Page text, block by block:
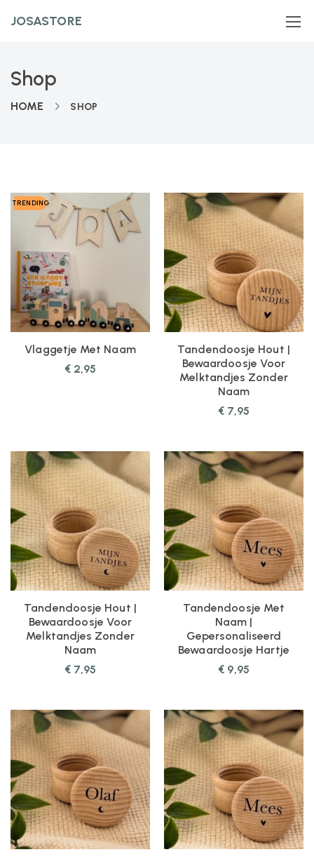
JOSASTORE
Shop
HOME SHOP
TRENDING
Vlaggetje Met Naam
€2,95
Tandendoosje Hout |
Bewaardoosje Voor
Melktandjes Zonder
Naam
€7,95
Tandendoosje Hout |
Bewaardoosje Voor
Melktandjes Zonder
Naam
€7,95
Tandendoosje Met
Naam |
Gepersonaliseerd
Bewaardoosje Hartje
€ 9,95